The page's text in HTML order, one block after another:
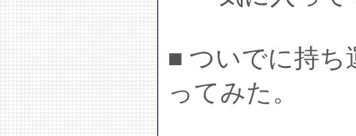
■ ついでに持ち
ってみた。